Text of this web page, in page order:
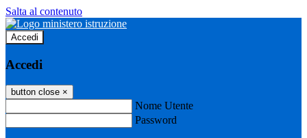
Salta al contenuto
Accedi
Accedi
button close ×
Nome Utente
Password